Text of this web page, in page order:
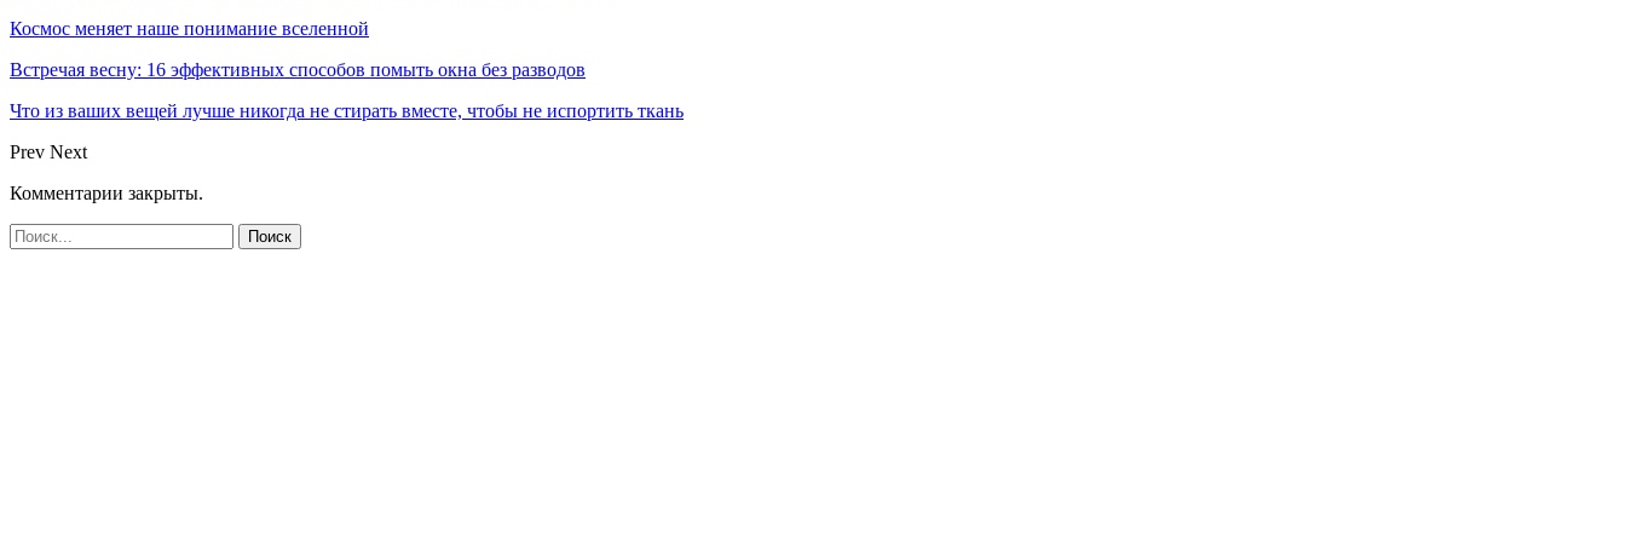
Космос меняет наше понимание вселенной
Встречая весну: 16 эффективных способов помыть окна без разводов
Что из ваших вещей лучше никогда не стирать вместе, чтобы не испортить ткань
Prev Next
Комментарии закрыты.